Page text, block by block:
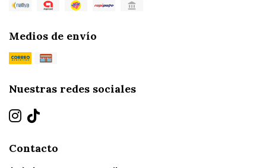
Medios de envío
Nuestras redes sociales
Contacto